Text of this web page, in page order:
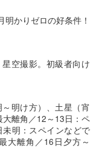
かりゼロの好条件！
空撮影。初級者向け
明け方）、土星（宵
大離角／12～13日：ペ
明：スペインなどで
大離角／16日夕方～